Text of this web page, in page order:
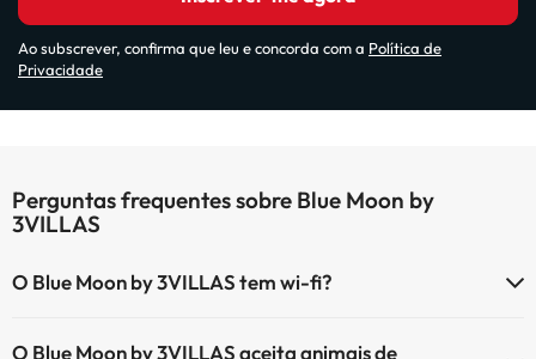
Ao subscrever, confirma que leu e concorda com a Política de
Privacidade
Perguntas frequentes sobre Blue Moon by
3VILLAS
O Blue Moon by 3VILLAS tem wi-fi?
O Blue Moon by 3VILLAS aceita animais de